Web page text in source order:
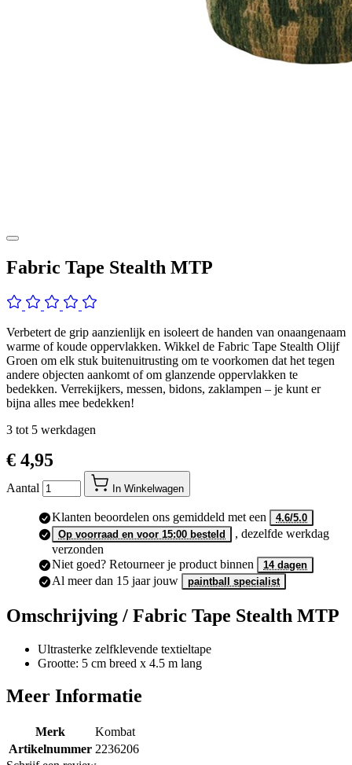
Fabric Tape Stealth MTP
Verbetert de grip aanzienlijk en isoleert de handen van onaangenaam
warme of koude oppervlakken. Wikkel de Fabric Tape Stealth Olijf
Groen om elk stuk buitenuitrusting om te voorkomen dat het tegen
andere objecten aankomt of om glanzende oppervlakken te
bedekken. Verrekijkers, messen, bidons, zaklampen – je kunt er
bijna alles mee bedekken!
3 tot 5 werkdagen
€ 4,95
Aantal In Winkelwagen
Klanten beoordelen ons gemiddeld met een
4.6/5.0
Op voorraad en voor 15:00 besteld
, dezelfde werkdag
verzonden
Niet goed? Retourneer je product binnen
14 dagen
Al meer dan 15 jaar jouw paintball specialist
Omschrijving / Fabric Tape Stealth MTP
Ultrasterke zelfklevende textieltape
Grootte: 5 cm breed x 4.5 m lang
Meer Informatie
Merk
Kombat
Artikelnummer 2236206